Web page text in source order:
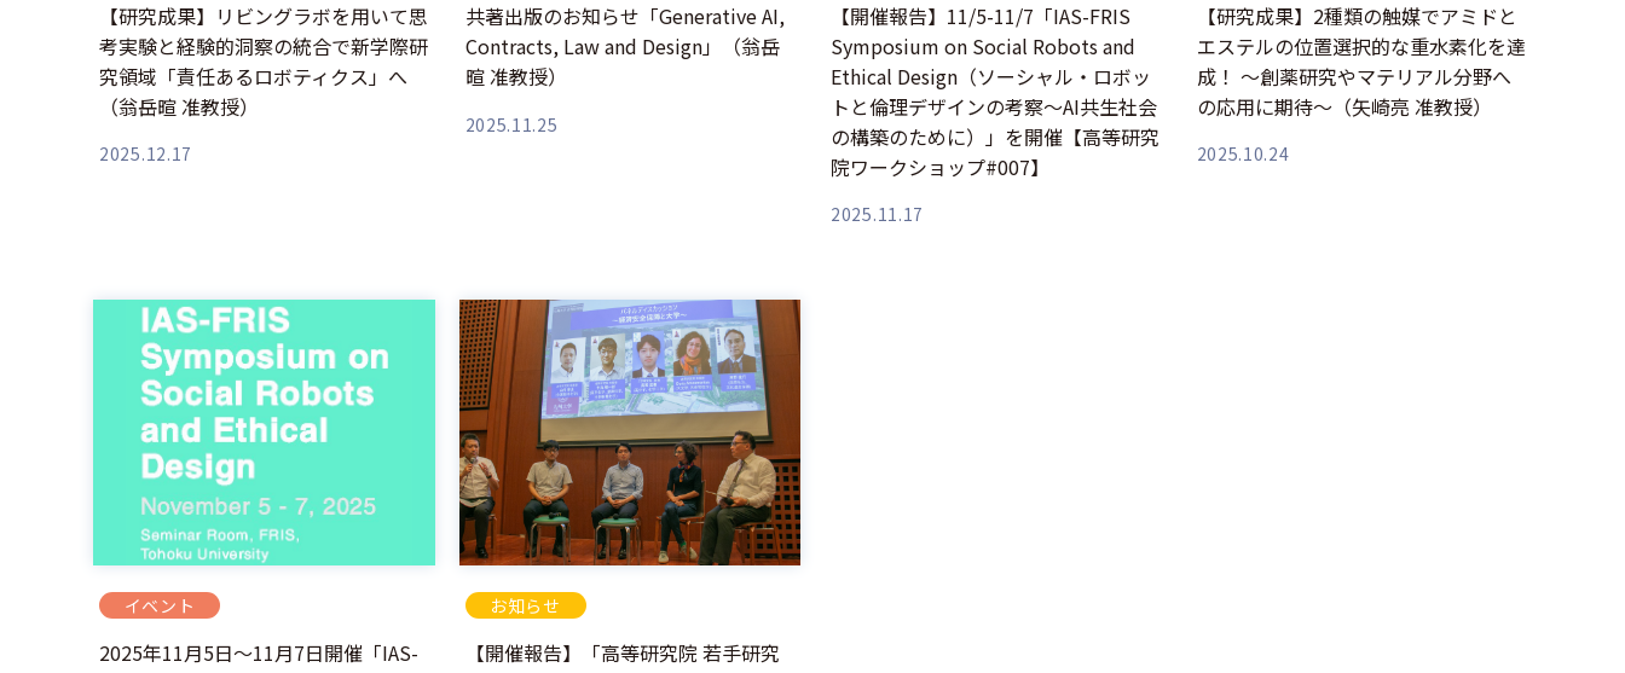
【研究成果】リビングラボを用いて思
考実験と経験的洞察の統合で新学際研
究領域「責任あるロボティクス」へ
（翁岳暄 准教授）
2025.12.17
共著出版のお知らせ「Generative AI,
Contracts, Law and Design」（翁岳
暄 准教授）
2025.11.25
【開催報告】11/5-11/7「IAS-FRIS
Symposium on Social Robots and
Ethical Design（ソーシャル・ロボッ
トと倫理デザインの考察～AI共生社会
の構築のために）」を開催【高等研究
院ワークショップ#007】
2025.11.17
【研究成果】2種類の触媒でアミドと
エステルの位置選択的な重水素化を達
成！ ～創薬研究やマテリアル分野へ
の応用に期待～（矢崎亮 准教授）
2025.10.24
イベント
2025年11月5日～11月7日開催「IAS-
お知らせ
【開催報告】「高等研究院 若手研究